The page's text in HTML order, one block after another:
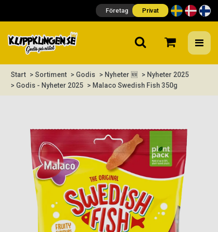
Företag Privat
Start > Sortiment > Godis > Nyheter 🆕
> Nyheter 2025
> Godis - Nyheter 2025 > Malaco Swedish Fish 350g